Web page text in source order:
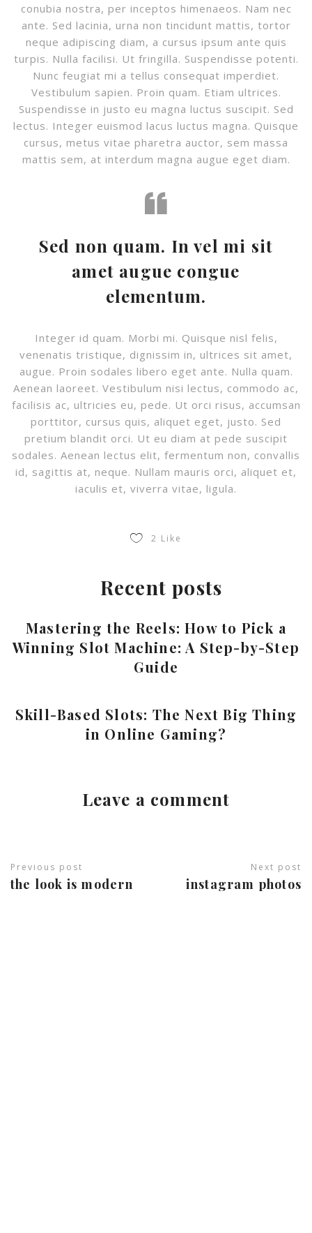
conubia nostra, per inceptos himenaeos. Nam nec
ante. Sed lacinia, urna non tincidunt mattis, tortor
neque adipiscing diam, a cursus ipsum ante quis
turpis. Nulla facilisi. Ut fringilla. Suspendisse potenti.
Nunc feugiat mi a tellus consequat imperdiet.
Vestibulum sapien. Proin quam. Etiam ultrices.
Suspendisse in justo eu magna luctus suscipit. Sed
lectus. Integer euismod lacus luctus magna. Quisque
cursus, metus vitae pharetra auctor, sem massa
mattis sem, at interdum magna augue eget diam.
Sed non quam. In vel mi sit
amet augue congue
elementum.
Integer id quam. Morbi mi. Quisque nisl felis,
venenatis tristique, dignissim in, ultrices sit amet,
augue. Proin sodales libero eget ante. Nulla quam.
Aenean laoreet. Vestibulum nisi lectus, commodo ac,
facilisis ac, ultricies eu, pede. Ut orci risus, accumsan
porttitor, cursus quis, aliquet eget, justo. Sed
pretium blandit orci. Ut eu diam at pede suscipit
sodales. Aenean lectus elit, fermentum non, convallis
id, sagittis at, neque. Nullam mauris orci, aliquet et,
iaculis et, viverra vitae, ligula.
2 Like
Recent posts
Mastering the Reels: How to Pick a
Winning Slot Machine: A Step-by-Step
Guide
Skill-Based Slots: The Next Big Thing
in Online Gaming?
Leave a comment
Previous post
the look is modern
Next post
instagram photos